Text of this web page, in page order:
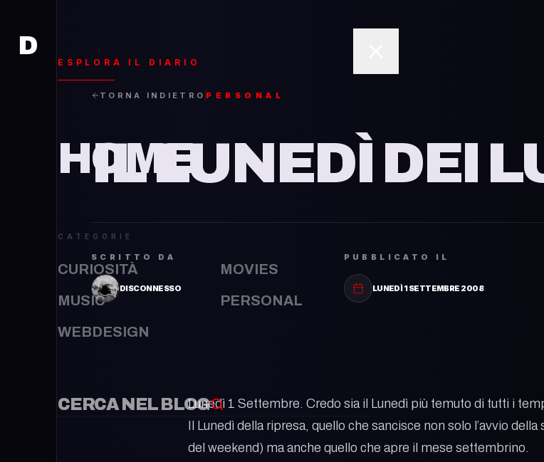
D
D
ESPLORA IL DIARIO
HOME
CATEGORIE
CURIOSITÀ
MOVIES
MUSIC
PERSONAL
WEBDESIGN
CERCA NEL BLOG
il
TORNA INDIETRO PERSONAL
IL LUNEDÌ DEI
SCRITTO DA
DISCONNESSO
PUBBLICATO IL
LUNEDÌ 1 SETTEMBRE 2008
Lunedì 1 Settembre. Credo sia il Lunedì più temuto di tutti i
Il Lunedì della ripresa, quello che sancisce non solo l’avvio
del weekend) ma anche quello che apre il mese settembrino.